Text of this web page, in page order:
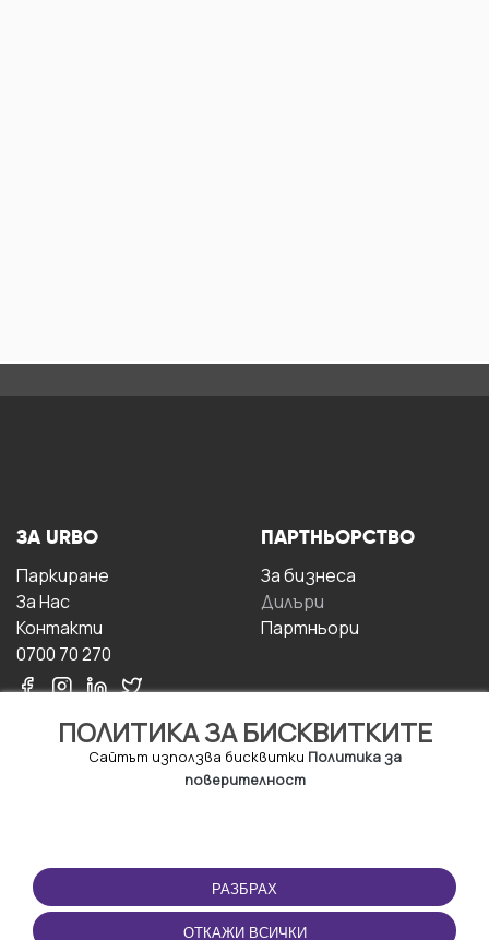
ПОЛИТИКА ЗА БИСКВИТКИТЕ
Сайтът използва бисквитки Политика за
поверителност
РАЗБРАХ
ОТКАЖИ ВСИЧКИ
ЗА URBO
Паркиране
За Hас
Контакти
0700 70 270
ПАРТНЬОРСТВО
За бизнесa
Дилъри
Партньори
ПОЛЗВАНЕ
Правила и условия за
ползване
ПРИЛОЖЕНИЕТО